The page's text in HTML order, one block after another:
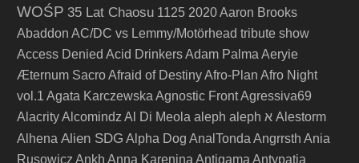
WOŚP 35 Lat Chaosu 1125 2020Aaron Brooks
Abaddon AC/DC vs Lemmy/Motörhead tribute show
Access Denied Acid DrinkersAdam Palma Aeryie
Æternum SacroAfraid of DestinyAfro-Plan Afro Night
vol.1 Agata Karczewska Agnostic FrontAgressiva69
AlacrityAlcomindz Al Di Meola aleph aleph א Alestorm
Alhena Alien SDG Alpha Dog AnalTonda Angrrsth Ania
Rusowicz Ankh Anna Karenina Antigama Antypatia